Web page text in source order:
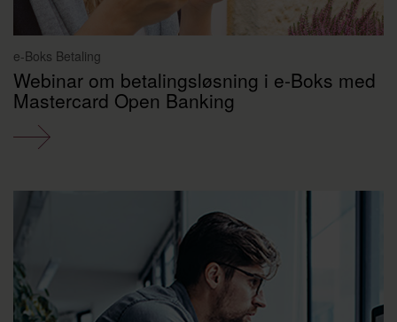
e-Boks Betaling
Webinar om betalingsløsning i e-Boks med
Mastercard Open Banking